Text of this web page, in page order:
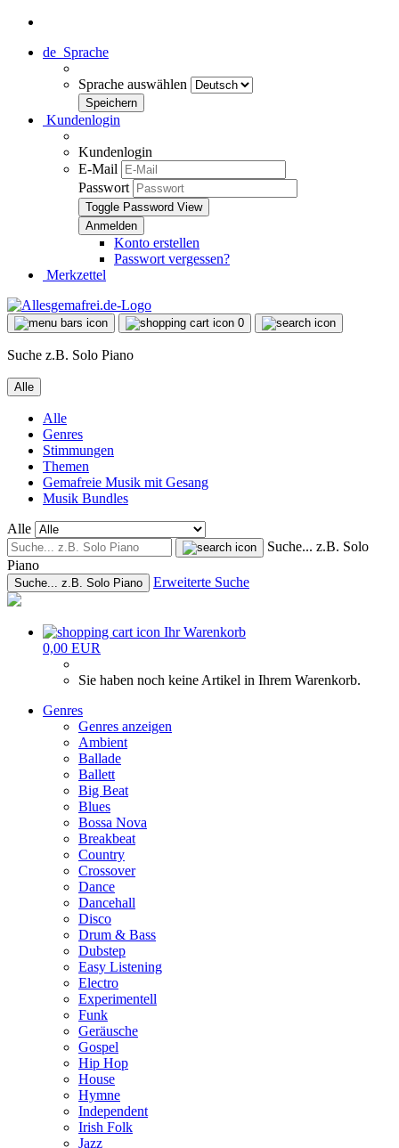
de Sprache
Sprache auswählen
Kundenlogin
Kundenlogin
E-Mail
Passwort
Toggle Password View
Konto erstellen
Passwort vergessen?
Merkzettel
0
Suche z.B. Solo Piano
Alle
Alle
Genres
Stimmungen
Themen
Gemafreie Musik mit Gesang
Musik Bundles
Alle
Suche... z.B. Solo
Piano
Suche... z.B. Solo Piano Erweiterte Suche
Ihr Warenkorb
0,00 EUR
Sie haben noch keine Artikel in Ihrem Warenkorb.
Genres
Genres anzeigen
Ambient
Ballade
Ballett
Big Beat
Blues
Bossa Nova
Breakbeat
Country
Crossover
Dance
Dancehall
Disco
Drum & Bass
Dubstep
Easy Listening
Electro
Experimentell
Funk
Geräusche
Gospel
Hip Hop
House
Hymne
Independent
Irish Folk
Jazz